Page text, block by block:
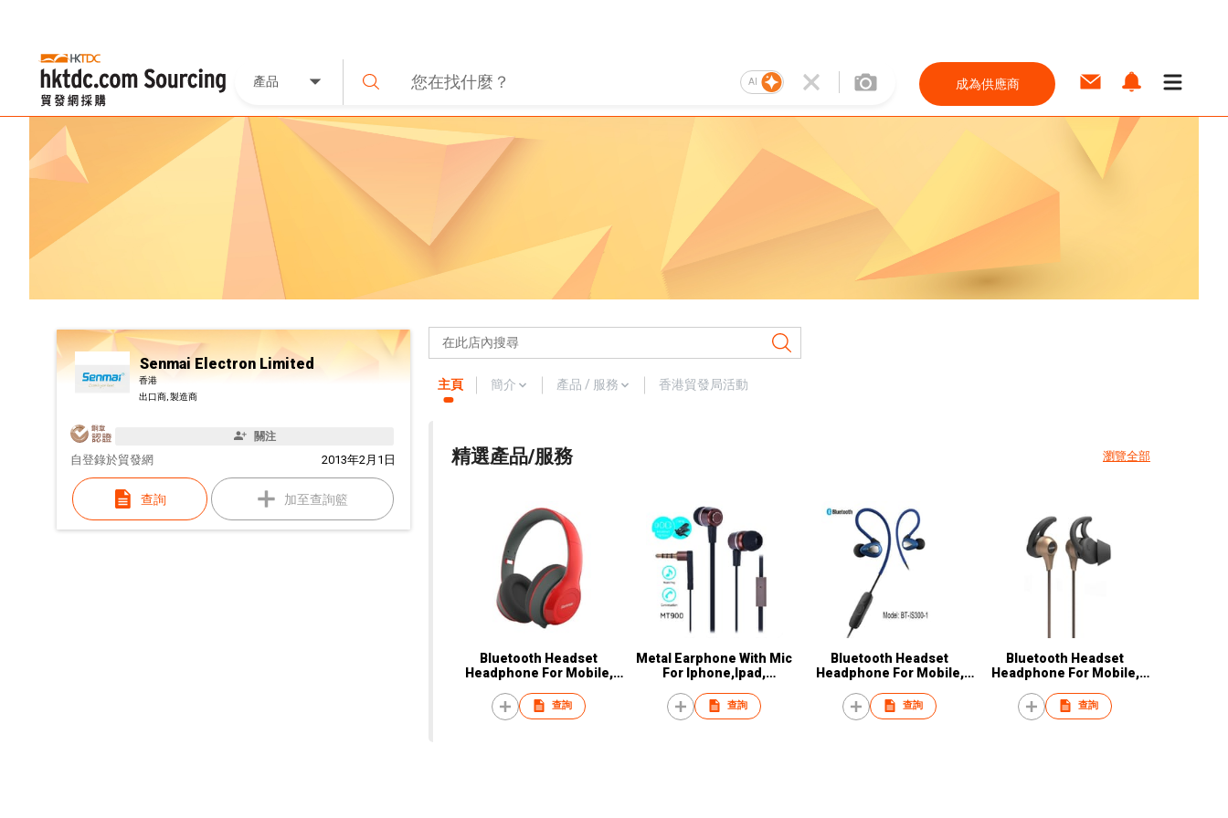
產品 AI 成為供應商
Senmai Electron Limited
香港
出口商, 製造商
關注
自 2013年2月1日
登錄於貿發網
查詢 加至查詢籃
主頁 簡介 產品 / 服務 香港貿發局活動
精選產品/服務 瀏覽全部
Bluetooth Headset
Headphone For Mobile,
查詢
Metal Earphone With Mic
For Iphone,Ipad,
查詢
Bluetooth Headset
Headphone For Mobile,
查詢
Bluetooth Headset
Headphone For Mobile,
查詢